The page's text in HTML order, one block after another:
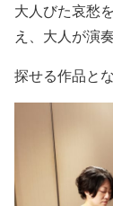
大人びた哀愁
え、大人が演
探せる作品と